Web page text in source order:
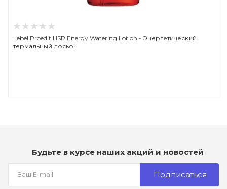
Lebel Proedit HSR Energy Watering Lotion - Энергетический
термальный лосьон
Будьте в курсе наших акций и новостей
Подписаться